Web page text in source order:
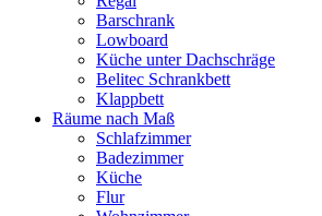
Barschrank
Lowboard
Küche unter Dachschräge
Belitec Schrankbett
Klappbett
Räume nach Maß
Schlafzimmer
Badezimmer
Küche
Flur